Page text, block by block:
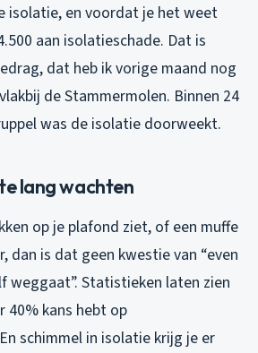
isolatie, en voordat je het weet
aan isolatieschade. Dat is
dat heb ik vorige maand nog
de Stammermolen. Binnen 24
was de isolatie doorweekt.
lang wachten
op je plafond ziet, of een muffe
dan is dat geen kwestie van “even
weggaat”. Statistieken laten zien
40% kans hebt op
schimmel in isolatie krijg je er